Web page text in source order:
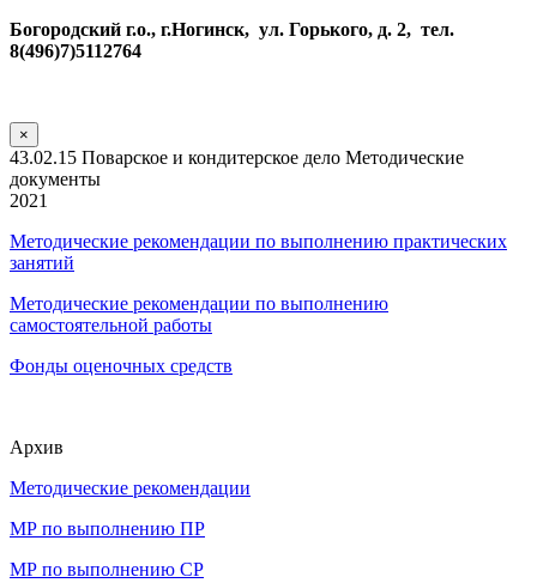
Богородский г.о., г.Ногинск, ул. Горького, д. 2, тел.
8(496)7)5112764
×
43.02.15 Поварское и кондитерское дело Методические
документы
2021
Методические рекомендации по выполнению практических
занятий
Методические рекомендации по выполнению
самостоятельной работы
Фонды оценочных средств
Архив
Методические рекомендации
МР по выполнению ПР
МР по выполнению СР